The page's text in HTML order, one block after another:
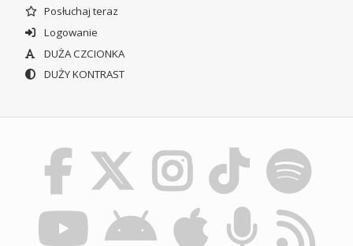
Posłuchaj teraz
Logowanie
DUŻA CZCIONKA
DUŻY KONTRAST